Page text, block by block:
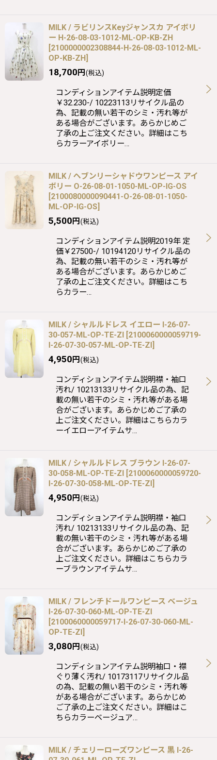
MILK / ラビリンスKeyジャンスカ アイボリ
ー H-26-08-03-1012-ML-OP-KB-ZH
[2100000002308844-H-26-08-03-1012-ML-
OP-KB-ZH]
18,700円(税込)
コンディションアイテム説明定価
￥32.230-/ 10223113リサイクル品の
為、記載の無い若干のシミ・汚れ等が
ある場合がございます。あらかじめご
了承の上ご注文ください。詳細はこち
らカラーアイボリー…
MILK / ヘブンリーシャドウワンピース アイ
ボリー O-26-08-01-1050-ML-OP-IG-OS
[2100080000090441-O-26-08-01-1050-
ML-OP-IG-OS]
5,500円(税込)
コンディションアイテム説明2019年 定
価￥27500-/ 10194120リサイクル品の
為、記載の無い若干のシミ・汚れ等が
ある場合がございます。あらかじめご
了承の上ご注文ください。詳細はこち
らカラー…
MILK / シャルルドレス イエロー I-26-07-
30-057-ML-OP-TE-ZI [2100060000059719-
I-26-07-30-057-ML-OP-TE-ZI]
4,950円(税込)
コンディションアイテム説明襟・袖口
汚れ/ 10213133リサイクル品の為、記
載の無い若干のシミ・汚れ等がある場
合がございます。あらかじめご了承の
上ご注文ください。詳細はこちらカラ
ーイエローアイテムサ…
MILK / シャルルドレス ブラウン I-26-07-
30-058-ML-OP-TE-ZI [2100060000059720-
I-26-07-30-058-ML-OP-TE-ZI]
4,950円(税込)
コンディションアイテム説明襟・袖口
汚れ/ 10213133リサイクル品の為、記
載の無い若干のシミ・汚れ等がある場
合がございます。あらかじめご了承の
上ご注文ください。詳細はこちらカラ
ーブラウンアイテムサ…
MILK / フレンチドールワンピース ベージュ
I-26-07-30-060-ML-OP-TE-ZI
[2100060000059717-I-26-07-30-060-ML-
OP-TE-ZI]
3,080円(税込)
コンディションアイテム説明袖口・襟
ぐり薄く汚れ/ 10173117リサイクル品
の為、記載の無い若干のシミ・汚れ等
がある場合がございます。あらかじめ
ご了承の上ご注文ください。詳細はこ
ちらカラーベージュア…
MILK / チェリーローズワンピース 黒 I-26-